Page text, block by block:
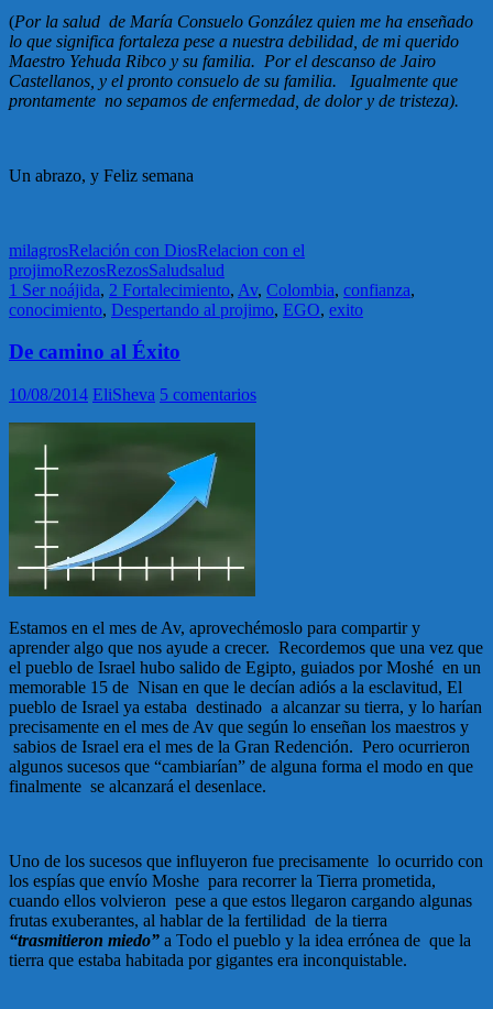
(Por la salud de María Consuelo González quien me ha enseñado
lo que significa fortaleza pese a nuestra debilidad, de mi querido
Maestro Yehuda Ribco y su familia. Por el descanso de Jairo
Castellanos, y el pronto consuelo de su familia. Igualmente que
prontamente no sepamos de enfermedad, de dolor y de tristeza).
Un abrazo, y Feliz semana
milagrosRelación con DiosRelacion con el
projimoRezosRezosSaludsalud
1 Ser noájida, 2 Fortalecimiento, Av, Colombia, confianza,
conocimiento, Despertando al projimo, EGO, exito
De camino al Éxito
10/08/2014 EliSheva 5 comentarios
Estamos en el mes de Av, aprovechémoslo para compartir y
aprender algo que nos ayude a crecer. Recordemos que una vez que
el pueblo de Israel hubo salido de Egipto, guiados por Moshé en un
memorable 15 de Nisan en que le decían adiós a la esclavitud, El
pueblo de Israel ya estaba destinado a alcanzar su tierra, y lo harían
precisamente en el mes de Av que según lo enseñan los maestros y
sabios de Israel era el mes de la Gran Redención. Pero ocurrieron
algunos sucesos que “cambiarían” de alguna forma el modo en que
finalmente se alcanzará el desenlace.
Uno de los sucesos que influyeron fue precisamente lo ocurrido con
los espías que envío Moshe para recorrer la Tierra prometida,
cuando ellos volvieron pese a que estos llegaron cargando algunas
frutas exuberantes, al hablar de la fertilidad de la tierra
“trasmitieron miedo” a Todo el pueblo y la idea errónea de que la
tierra que estaba habitada por gigantes era inconquistable.